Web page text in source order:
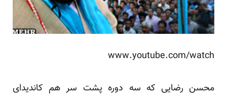
www.youtube.com/watch
محسن رضایی که سه دوره پشت سر هم کاندیدای